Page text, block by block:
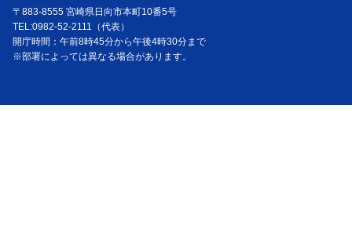
〒883-8555 宮崎県日向市本町10番5号
TEL:0982-52-2111（代表）
開庁時間：午前8時45分から午後4時30分まで
※部署によっては異なる場合があります。